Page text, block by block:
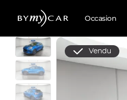
Occasion
Vendu